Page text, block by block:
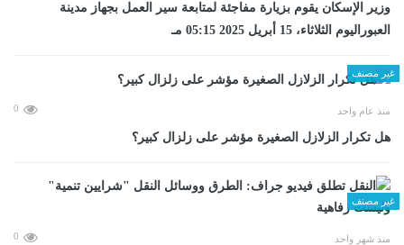
وزير الإسكان يقوم بزيارة مفاجئة لمتابعة سير العمل بجهاز مدينة
العبوراليوم الثلاثاء، 15 أبريل 2025 05:15 مـ
غير مصنف
منذ عام واحد 0
هل تكرار الزلازل الصغيرة مؤشر على زلزال كبير؟
غير مصنف
منذ شهر واحد 0